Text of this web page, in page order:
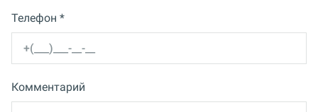
Телефон *
Комментарий